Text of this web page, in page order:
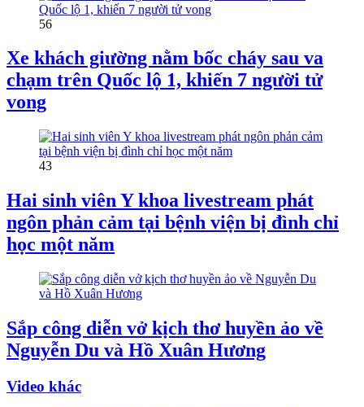
56
Xe khách giường nằm bốc cháy sau va
chạm trên Quốc lộ 1, khiến 7 người tử
vong
43
Hai sinh viên Y khoa livestream phát
ngôn phản cảm tại bệnh viện bị đình chỉ
học một năm
Sắp công diễn vở kịch thơ huyền ảo về
Nguyễn Du và Hồ Xuân Hương
Video khác